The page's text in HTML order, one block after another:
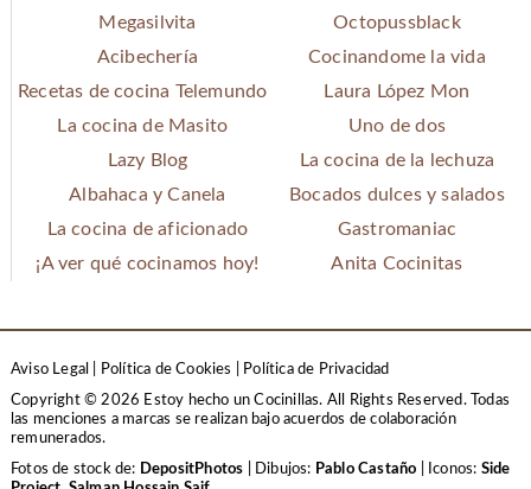
Megasilvita
Octopussblack
Acibechería
Cocinandome la vida
Recetas de cocina Telemundo
Laura López Mon
La cocina de Masito
Uno de dos
Lazy Blog
La cocina de la lechuza
Albahaca y Canela
Bocados dulces y salados
La cocina de aficionado
Gastromaniac
¡A ver qué cocinamos hoy!
Anita Cocinitas
Aviso Legal Política de Cookies
Política de Privacidad
Copyright © 2026 Estoy hecho un Cocinillas. All Rights Reserved.Todas
las menciones a marcas se realizan bajo acuerdos de colaboración
remunerados.
Fotos de stock de: DepositPhotos | Dibujos: Pablo Castaño | Iconos: Side